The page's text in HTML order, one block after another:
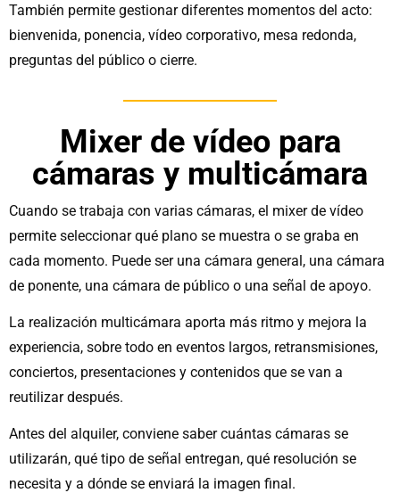
También permite gestionar diferentes momentos del acto:
bienvenida, ponencia, vídeo corporativo, mesa redonda,
preguntas del público o cierre.
Mixer de vídeo para
cámaras y multicámara
Cuando se trabaja con varias cámaras, el mixer de vídeo
permite seleccionar qué plano se muestra o se graba en
cada momento. Puede ser una cámara general, una cámara
de ponente, una cámara de público o una señal de apoyo.
La realización multicámara aporta más ritmo y mejora la
experiencia, sobre todo en eventos largos, retransmisiones,
conciertos, presentaciones y contenidos que se van a
reutilizar después.
Antes del alquiler, conviene saber cuántas cámaras se
utilizarán, qué tipo de señal entregan, qué resolución se
necesita y a dónde se enviará la imagen final.